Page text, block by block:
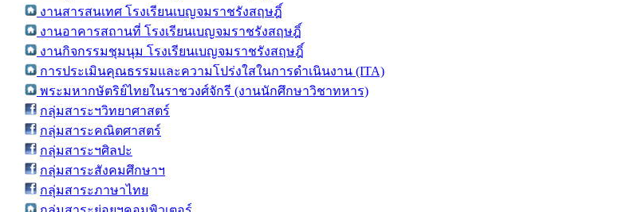
งานสารสนเทศ โรงเรียนเบญจมราชรังสฤษฎิ์
งานอาคารสถานที่ โรงเรียนเบญจมราชรังสฤษฎิ์
งานกิจกรรมชุมนุม โรงเรียนเบญจมราชรังสฤษฎิ์
การประเมินคุณธรรมและความโปร่งใสในการดำเนินงาน (ITA)
พระมหากษัตริย์ไทยในราชวงศ์จักรี (งานนักศึกษาวิชาทหาร)
กลุ่มสาระฯวิทยาศาสตร์
กลุ่มสาระคณิตศาสตร์
กลุ่มสาระฯศิลปะ
กลุ่มสาระสังคมศึกษาฯ
กลุ่มสาระภาษาไทย